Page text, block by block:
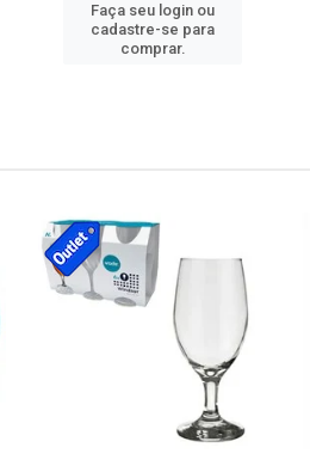
Faça seu login ou
cadastre-se para
comprar.